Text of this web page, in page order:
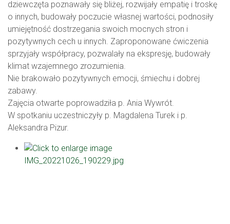
dziewczęta poznawały się bliżej, rozwijały empatię i troskę
o innych, budowały poczucie własnej wartości, podnosiły
umiejętność dostrzegania swoich mocnych stron i
pozytywnych cech u innych. Zaproponowane ćwiczenia
sprzyjały współpracy, pozwalały na ekspresję, budowały
klimat wzajemnego zrozumienia.
Nie brakowało pozytywnych emocji, śmiechu i dobrej
zabawy.
Zajęcia otwarte poprowadziła p. Ania Wywrót.
W spotkaniu uczestniczyły p. Magdalena Turek i p.
Aleksandra Pizur.